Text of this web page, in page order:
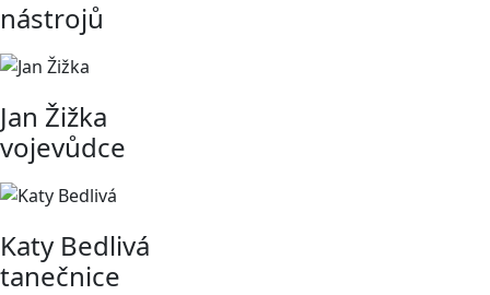
nástrojů
Jan Žižka
vojevůdce
Katy Bedlivá
tanečnice